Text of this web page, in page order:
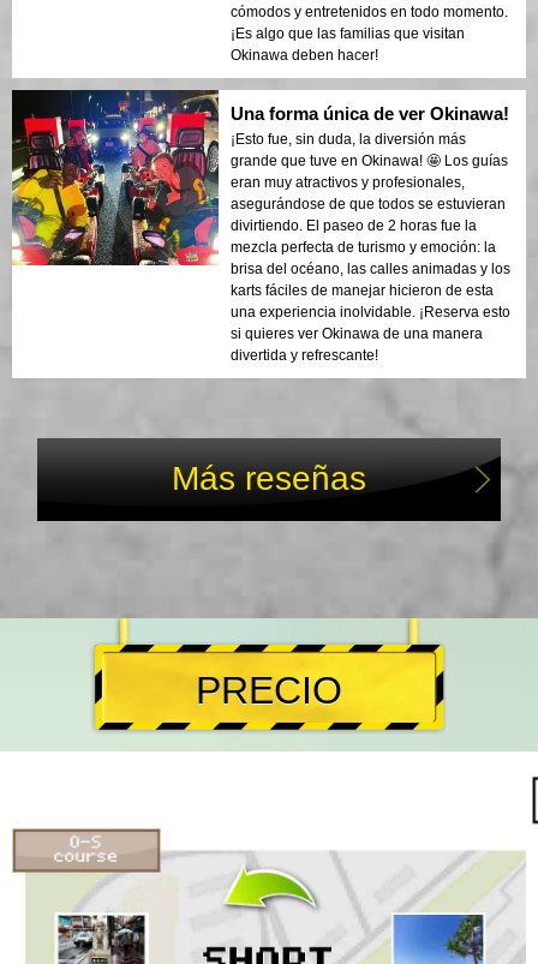
cómodos y entretenidos en todo momento.
¡Es algo que las familias que visitan
Okinawa deben hacer!
Una forma única de ver Okinawa!
¡Esto fue, sin duda, la diversión más
grande que tuve en Okinawa! 🤩 Los guías
eran muy atractivos y profesionales,
asegurándose de que todos se estuvieran
divirtiendo. El paseo de 2 horas fue la
mezcla perfecta de turismo y emoción: la
brisa del océano, las calles animadas y los
karts fáciles de manejar hicieron de esta
una experiencia inolvidable. ¡Reserva esto
si quieres ver Okinawa de una manera
divertida y refrescante!
Más reseñas
PRECIO